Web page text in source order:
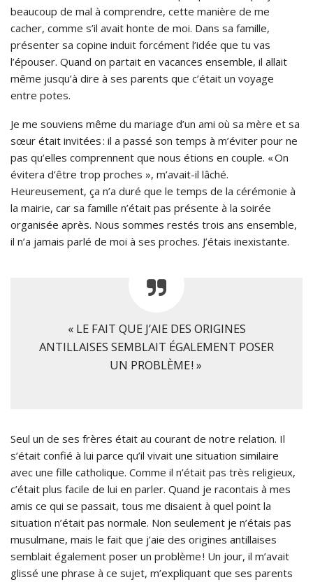
beaucoup de mal à comprendre, cette manière de me
cacher, comme s’il avait honte de moi. Dans sa famille,
présenter sa copine induit forcément l’idée que tu vas
l’épouser. Quand on partait en vacances ensemble, il allait
même jusqu’à dire à ses parents que c’était un voyage
entre potes.
Je me souviens même du mariage d’un ami où sa mère et sa
sœur était invitées : il a passé son temps à m’éviter pour ne
pas qu’elles comprennent que nous étions en couple. « On
évitera d’être trop proches », m’avait-il lâché.
Heureusement, ça n’a duré que le temps de la cérémonie à
la mairie, car sa famille n’était pas présente à la soirée
organisée après. Nous sommes restés trois ans ensemble,
il n’a jamais parlé de moi à ses proches. J’étais inexistante.
« LE FAIT QUE J’AIE DES ORIGINES
ANTILLAISES SEMBLAIT ÉGALEMENT POSER
UN PROBLÈME ! »
Seul un de ses frères était au courant de notre relation. Il
s’était confié à lui parce qu’il vivait une situation similaire
avec une fille catholique. Comme il n’était pas très religieux,
c’était plus facile de lui en parler. Quand je racontais à mes
amis ce qui se passait, tous me disaient à quel point la
situation n’était pas normale. Non seulement je n’étais pas
musulmane, mais le fait que j’aie des origines antillaises
semblait également poser un problème ! Un jour, il m’avait
glissé une phrase à ce sujet, m’expliquant que ses parents